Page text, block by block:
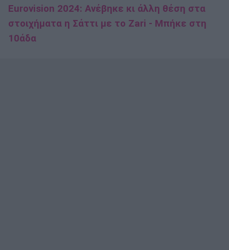
Eurovision 2024: Ανέβηκε κι άλλη θέση στα
στοιχήματα η Σάττι με το Zari - Μπήκε στη
10άδα